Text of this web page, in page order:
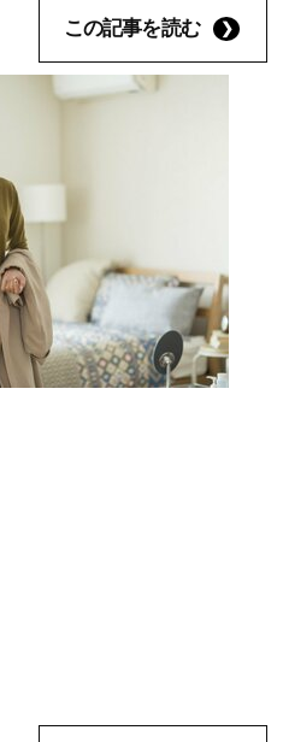
この記事を読む